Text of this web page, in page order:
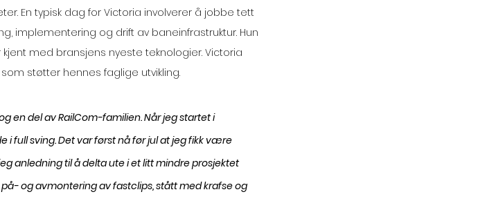
En typisk dag for Victoria involverer å jobbe tett
implementering og drift av baneinfrastruktur. Hun
med bransjens nyeste teknologier. Victoria
støtter hennes faglige utvikling.
en del av RailCom-familien. Når jeg startet i
i full sving. Det var først nå før jul at jeg fikk være
anledning til å delta ute i et litt mindre prosjektet
og avmontering av fastclips, stått med krafse og